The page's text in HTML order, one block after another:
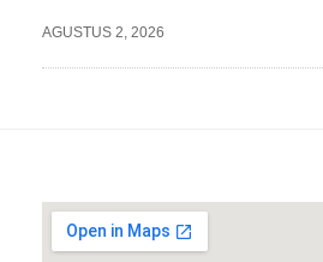
AGUSTUS 2, 2026